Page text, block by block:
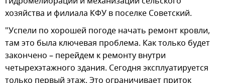
хозяйства и филиала КФУ в поселке Советский.
"Успели по хорошей погоде начать ремонт кровли,
там это была ключевая проблема. Как только будет
закончено – перейдем к ремонту внутри
четырехэтажного здания. Сегодня эксплуатируется
только первый этаж. Это ограничивает приток